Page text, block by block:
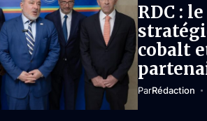
RDC :
cobalt
ParRédaction